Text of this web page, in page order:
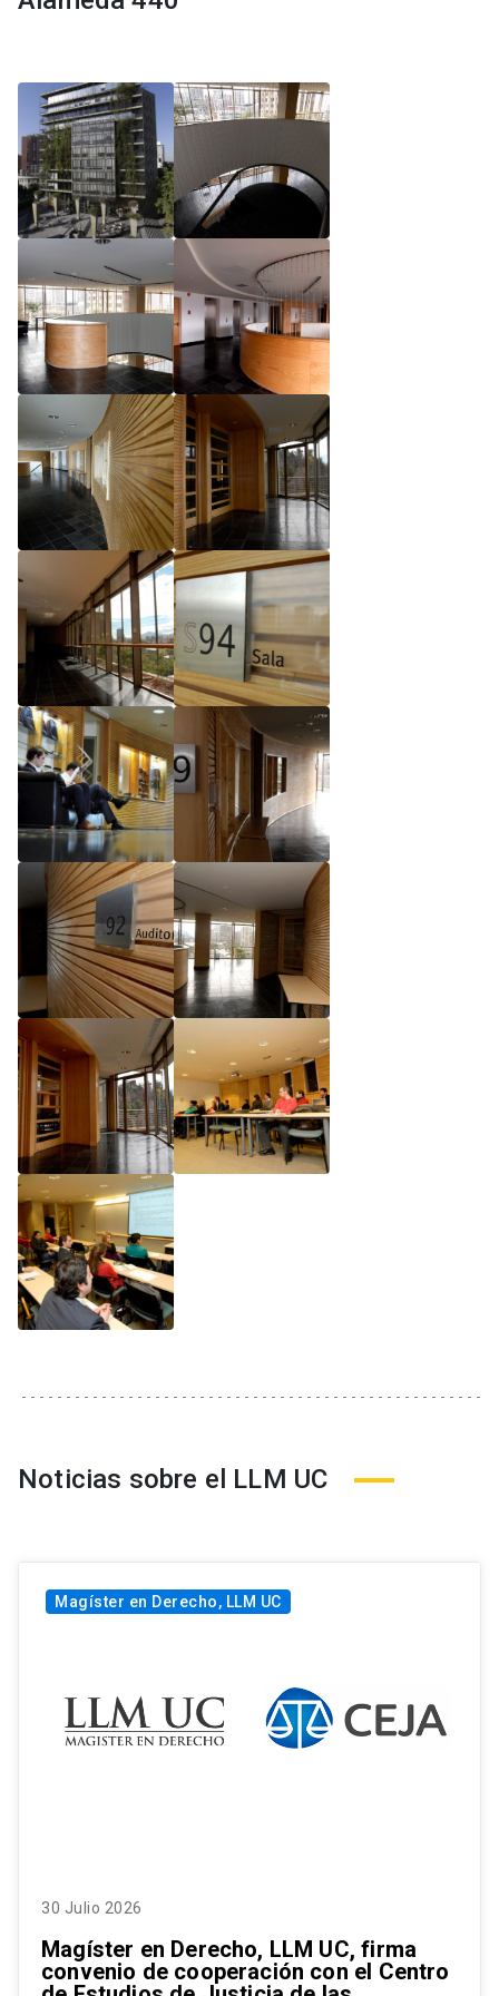
Reglamento de Magíster, Pontificia Universidad
Universidad Católica de Chile
Reglamento de Magíster, Pontificia Universidad
Católica de Chile LLM UC 2025
Reglamento de Seminarios de Graduación
Programa de Magíster en Derecho, LLM 2025
Noticias sobre el LLM UC
Magíster en Derecho, LLM UC
30 Julio 2026
Magíster en Derecho, LLM UC, firma
convenio de cooperación con el Centro